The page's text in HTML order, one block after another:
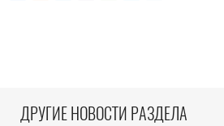
ДРУГИЕ НОВОСТИ РАЗДЕЛА